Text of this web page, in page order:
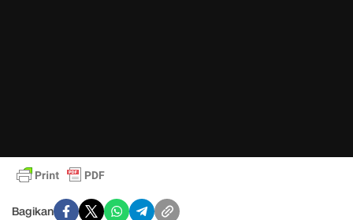
Bagikan